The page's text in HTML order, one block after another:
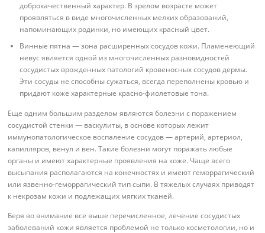
доброкачественный характер. В зрелом возрасте может
проявляться в виде многочисленных мелких образований,
напоминающих родинки, но имеющих красный цвет.
Винные пятна — зона расширенных сосудов кожи. Пламенеющий
невус является одной из многочисленных разновидностей
сосудистых врожденных патологий кровеносных сосудов дермы.
Эти сосуды не способны сужаться, всегда переполнены кровью и
придают коже характерные красно-фиолетовые тона.
Еще одним большим разделом являются болезни с поражением
сосудистой стенки — васкулиты, в основе которых лежит
иммунопатологическое воспаление сосудов — артерий, артериол,
капилляров, венул и вен. Такие болезни могут поражать любые
органы и имеют характерные проявления на коже. Чаще всего
высыпания располагаются на конечностях и имеют геморрагический
или язвенно-геморрагический тип сыпи. В тяжелых случаях приводят
к некрозам кожи и подлежащих мягких тканей.
Беря во внимание все выше перечисленное, лечение сосудистых
заболеваний кожи является проблемой не только косметологии, но и